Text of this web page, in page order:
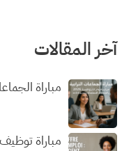
آخر المقالات
مباراة
مباراة توظيف 40 عون استقبال 2026